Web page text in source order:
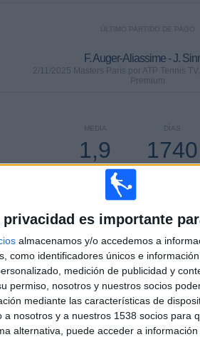
privacidad es importante
almacenamos y/o accedemos a
como identificadores únicos e
medición de publicidad y
permiso, nosotros y nuestros socios
mediante las características de
nosotros y a nuestros 1538 socios para
alternativa, puede acceder a
ÚLTIMO PARTIDO DE PAGO
F. Auger-Aliassime - J.
2/11/2025 Masters París por ATP Tennis
Premium
DÍAS
1740
MEDIA
1,9
CANALES POR
PARTIDO
TOTAL
112
Total